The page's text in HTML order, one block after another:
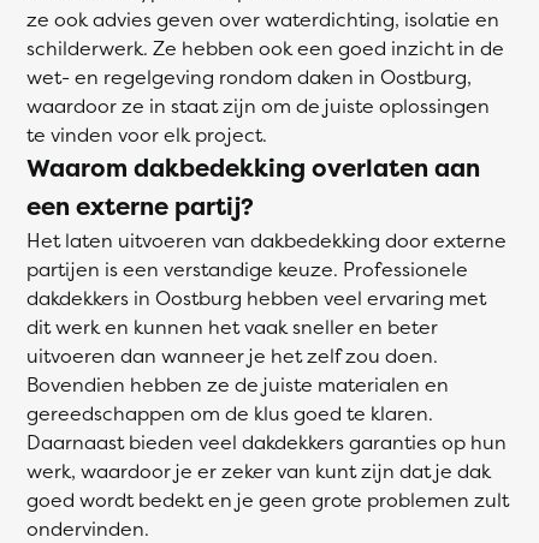
ze ook advies geven over waterdichting, isolatie en
schilderwerk. Ze hebben ook een goed inzicht in de
wet- en regelgeving rondom daken in Oostburg,
waardoor ze in staat zijn om de juiste oplossingen
te vinden voor elk project.
Waarom dakbedekking overlaten aan
een externe partij?
Het laten uitvoeren van dakbedekking door externe
partijen is een verstandige keuze. Professionele
dakdekkers in Oostburg hebben veel ervaring met
dit werk en kunnen het vaak sneller en beter
uitvoeren dan wanneer je het zelf zou doen.
Bovendien hebben ze de juiste materialen en
gereedschappen om de klus goed te klaren.
Daarnaast bieden veel dakdekkers garanties op hun
werk, waardoor je er zeker van kunt zijn dat je dak
goed wordt bedekt en je geen grote problemen zult
ondervinden.